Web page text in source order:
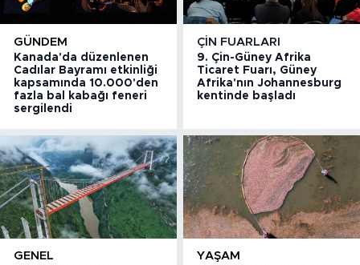
GÜNDEM
Kanada'da düzenlenen
Cadılar Bayramı etkinliği
kapsamında 10.000'den
fazla bal kabağı feneri
sergilendi
ÇIN FUARLARI
9. Çin-Güney Afrika
Ticaret Fuarı, Güney
Afrika'nın Johannesburg
kentinde başladı
GENEL YAŞAM